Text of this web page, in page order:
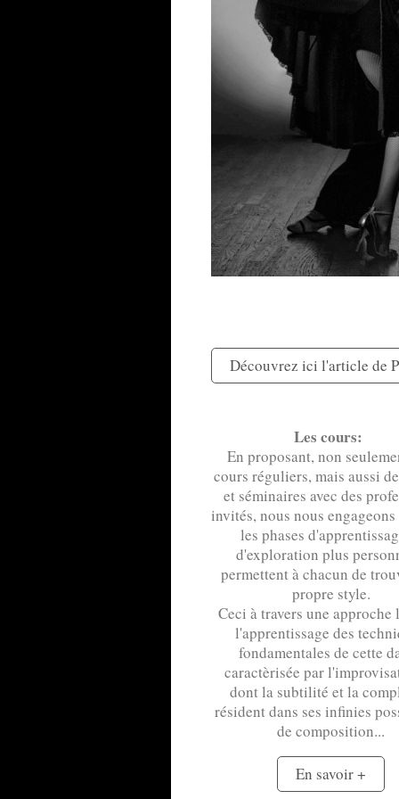
Découvrez ici l'article de
Les cours:
En proposant, non
cours réguliers, mais aussi
et séminaires avec des
invités, nous nous engageons
les phases
d'exploration plus
permettent à chacun de
propre style.
Ceci à travers une approche
l'apprentissage des
fondamentales de cette
caractèrisée par
dont la subtilité et la
résident dans ses infinies
de composition...
En savoir +